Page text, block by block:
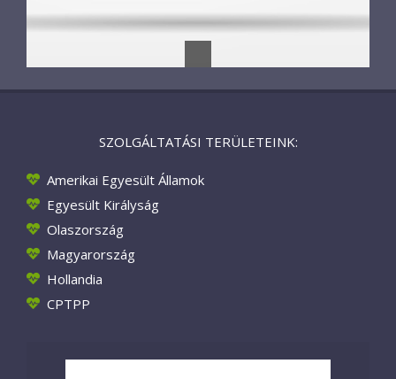
SZOLGÁLTATÁSI TERÜLETEINK:
Amerikai Egyesült Államok
Egyesült Királyság
Olaszország
Magyarország
Hollandia
CPTPP